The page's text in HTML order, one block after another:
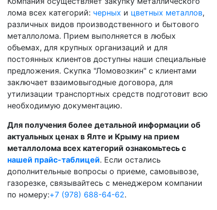
лома всех категорий: черных и цветных металлов,
различных видов производственного и бытового
металлолома. Прием выполняется в любых
объемах, для крупных организаций и для
постоянных клиентов доступны наши специальные
предложения. Скупка "Ломовозкин" с клиентами
заключает взаимовыгодные договора, для
утилизации транспортных средств подготовит всю
необходимую документацию.
Для получения более детальной информации об
актуальных ценах в Ялте и Крыму на прием
металлолома всех категорий ознакомьтесь с
нашей прайс-таблицей. Если остались
дополнительные вопросы о приеме, самовывозе,
газорезке, связывайтесь с менеджером компании
по номеру:+7 (978) 688-64-62.